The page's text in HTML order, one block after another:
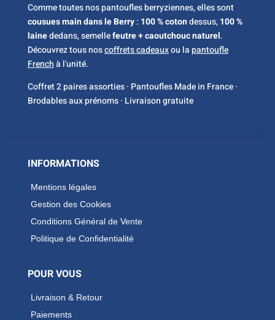
Comme toutes nos pantoufles berryziennes, elles sont
cousues main dans le Berry: 100 % cotondessus,100 %
lainededans, semellefeutre + caoutchouc naturel.
Découvrez tous noscoffrets cadeauxou lapantoufle
Frenchà l'unité.
Coffret 2 paires assorties · Pantoufles Made in France ·
Brodables aux prénoms · Livraison gratuite
INFORMATIONS
Mentions légales
Gestion des Cookies
Conditions Général de Vente
Politique de Confidentialité
POUR VOUS
Livraison & Retour
Paiements